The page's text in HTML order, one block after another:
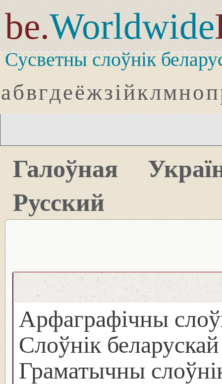
be.Worldwide
Сусветны слоўнік
абвгдеёжзійклмноп
Галоўная
Русский
Арфаграфічны
Слоўнік
Граматычны